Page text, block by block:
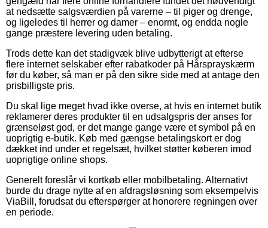
at nedsætte salgsværdien på varerne – til piger og drenge,
og ligeledes til herrer og damer – enormt, og endda nogle
gange præstere levering uden betaling.
Trods dette kan det stadigvæk blive udbytterigt at efterse
flere internet selskaber efter rabatkoder på Hårsprayskærm
før du køber, så man er på den sikre side med at antage den
prisbilligste pris.
Du skal lige meget hvad ikke overse, at hvis en internet butik
reklamerer deres produkter til en udsalgspris der anses for
grænseløst god, er det mange gange være et symbol på en
uoprigtig e-butik. Køb med gængse betalingskort er dog
dækket ind under et regelsæt, hvilket støtter køberen imod
uoprigtige online shops.
Generelt foreslår vi kortkøb eller mobilbetaling. Alternativt
burde du drage nytte af en afdragsløsning som eksempelvis
ViaBill, forudsat du efterspørger at honorere regningen over
en periode.